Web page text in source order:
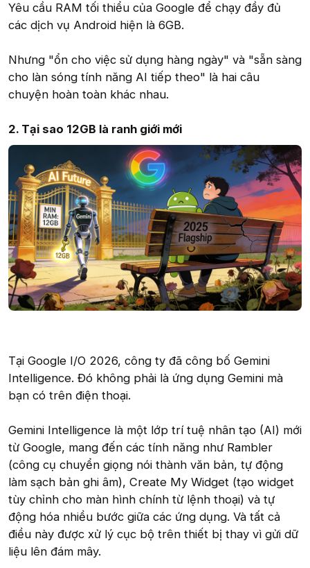
Yêu cầu RAM tối thiểu của Google để chạy đầy đủ
các dịch vụ Android hiện là 6GB.
Nhưng "ổn cho việc sử dụng hàng ngày" và "sẵn sàng
cho làn sóng tính năng AI tiếp theo" là hai câu
chuyện hoàn toàn khác nhau.
2. Tại sao 12GB là ranh giới mới
Tại Google I/O 2026, công ty đã công bố Gemini
Intelligence. Đó không phải là ứng dụng Gemini mà
bạn có trên điện thoại.
Gemini Intelligence là một lớp trí tuệ nhân tạo (AI) mới
từ Google, mang đến các tính năng như Rambler
(công cụ chuyển giọng nói thành văn bản, tự động
làm sạch bản ghi âm), Create My Widget (tạo widget
tùy chỉnh cho màn hình chính từ lệnh thoại) và tự
động hóa nhiều bước giữa các ứng dụng. Và tất cả
điều này được xử lý cục bộ trên thiết bị thay vì gửi dữ
liệu lên đám mây.